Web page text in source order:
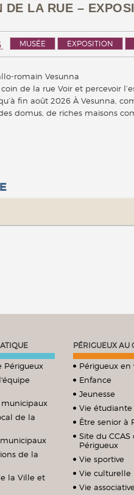
DE LA RUE –
MUSÉE EXPOSITION
romain Vesunna
coin de la rue Voir et percevoir
fin août 2026 À Vesunna,
domus, de riches maisons
Périgueux
municipaux
de la
municipaux
de la
la Ville et
PÉRIGUEUX AU
Périgueux en
Enfance
Jeunesse
Vie étudiante
Être senior à
Site du CCAS
Périgueux
Vie sportive
Vie culturelle
Vie